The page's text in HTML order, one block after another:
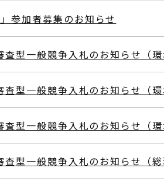
参加者募集のお知らせ
型一般競争入札のお知らせ（
型一般競争入札のお知らせ（
型一般競争入札のお知らせ（
型一般競争入札のお知らせ（